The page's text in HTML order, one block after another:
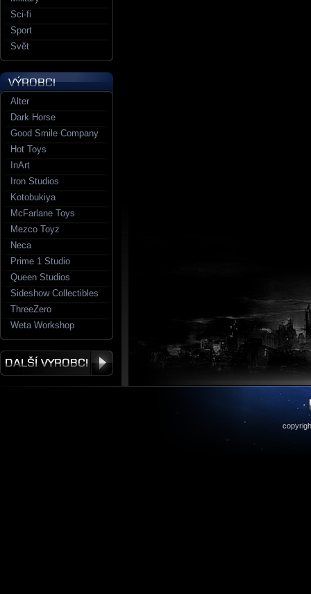
Sci-fi
Sport
Svět
Alter
Dark Horse
Good Smile Company
Hot Toys
InArt
Iron Studios
Kotobukiya
McFarlane Toys
Mezco Toyz
Neca
Prime 1 Studio
Queen Studios
Sideshow Collectibles
ThreeZero
Weta Workshop